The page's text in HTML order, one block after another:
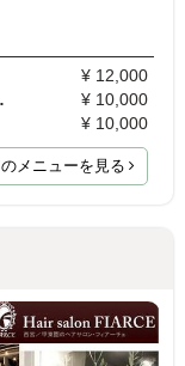
¥ 12,000
は別）
¥ 10,000
¥ 10,000
メニューを見る